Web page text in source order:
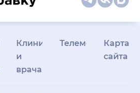
Клиникам
и
врачам
Телемедицина
Карта
сайта